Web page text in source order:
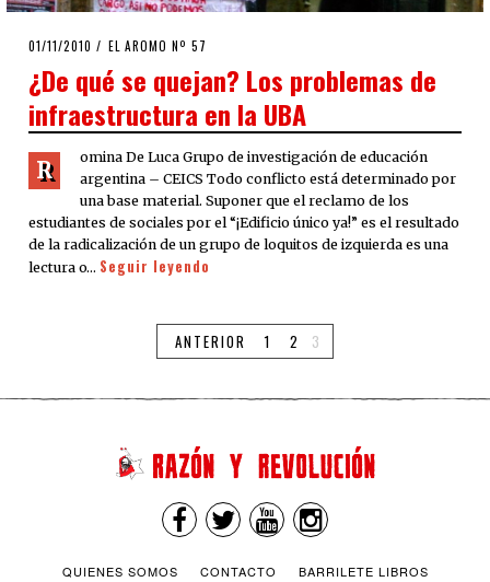
POSTED
01/11/2010 08/08/2020
EL AROMO Nº 57
¿De qué se quejan? Los problemas de
infraestructura en la UBA
R
omina De Luca Grupo de investigación de educación
argentina – CEICS Todo conflicto está determinado por
una base material. Suponer que el reclamo de los
estudiantes de sociales por el “¡Edificio único ya!” es el resultado
de la radicalización de un grupo de loquitos de izquierda es una
lectura o… Seguir leyendo
ANTERIOR 1 2 3
QUIENES SOMOS CONTACTO BARRILETE LIBROS